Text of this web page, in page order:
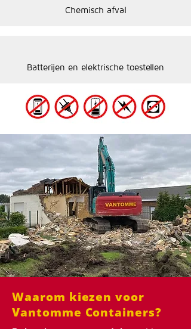
Chemisch afval
Batterijen en elektrische toestellen
Waarom kiezen voor
Vantomme Containers?